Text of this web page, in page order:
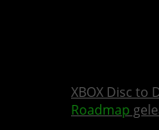
XBOX Disc to
Roadmap